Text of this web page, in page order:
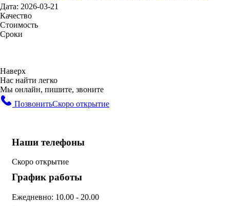
Дата: 2026-03-21
Качество
Стоимость
Сроки
Наверх
Нас найти легко
Мы онлайн, пишите, звоните
ПозвонитьСкоро открытие
Наши телефоны
Скоро открытие
График работы
Ежедневно: 10.00 - 20.00